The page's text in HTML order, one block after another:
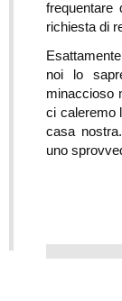
richiesta di
noi lo
minaccioso
ci caleremo
casa
uno